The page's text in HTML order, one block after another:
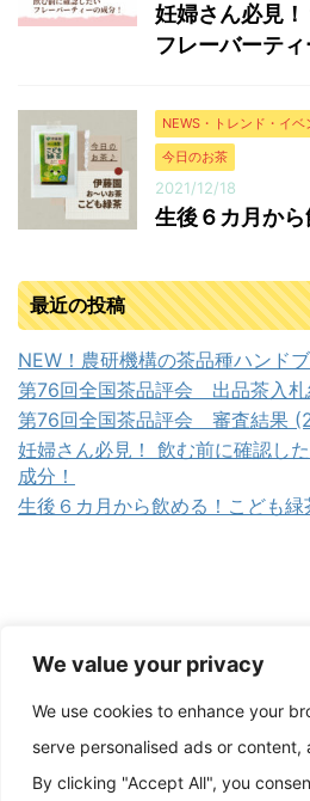
We value your privacy
We use cookies to enhance your
serve personalised ads or content,
By clicking "Accept All", you
妊婦さん必見
フレーバーティ
NEWS・トレンド・イベ
今日のお茶
2021/12/18
生後６カ月か
最近の投稿
NEW！農研機構の茶品種ハンド
第76回全国茶品評会 出品茶入
第76回全国茶品評会 審査結果
妊婦さん必見！ 飲む前に確認し
成分！
生後６カ月から飲める！こども緑
日本茶備